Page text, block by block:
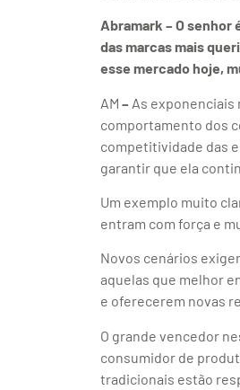
Abramark – O
das marcas mais
esse mercado hoje,
AM – As exponenciais
comportamento dos
competitividade das
garantir que ela
Um exemplo muito
entram com força e
Novos cenários
aquelas que melhor
e oferecerem novas
O grande vencedor
consumidor de
tradicionais estão